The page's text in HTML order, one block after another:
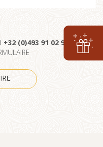
+32 (0)493 91 02 98